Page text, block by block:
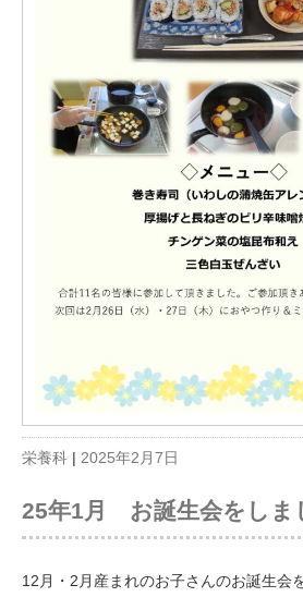
栄養科 | 2025年2月7日
25年1月 お誕生会をしま
12月・2月産まれのお子さんのお誕生会